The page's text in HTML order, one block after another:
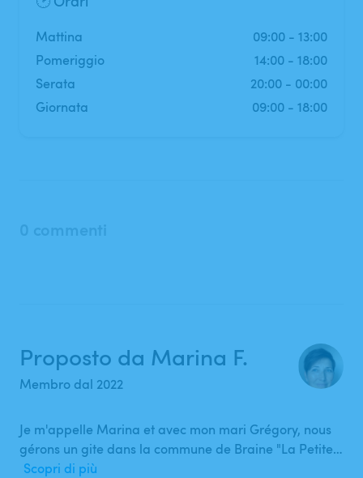
mattina 09:00 - 13:00
pomeriggio
14:00 - 18:00
serata
20:00 - 00:00
Giornata
09:00 - 18:00
Proposto da Marina F.
Membro dal 2022
Je m'appelle Marina et avec mon mari Grégory, nous
gérons un gite dans la commune de Braine "La Petite…
Scopri di più